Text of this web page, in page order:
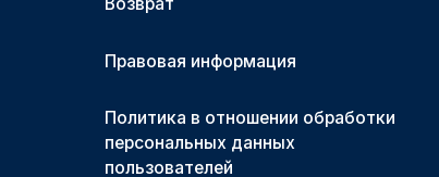
Возврат
Правовая информация
Политика в отношении обработки
персональных данных
пользователей